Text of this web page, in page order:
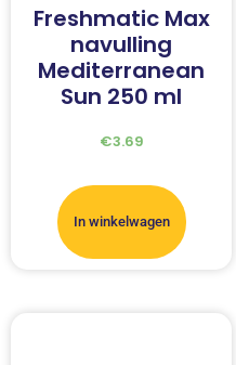
Freshmatic Max
navulling
Mediterranean
Sun 250 ml
€3.69
In winkelwagen